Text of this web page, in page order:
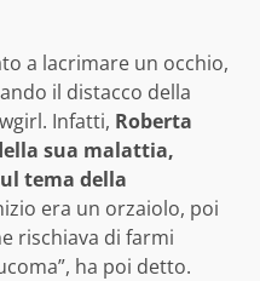
a lacrimare un occhio,
il distacco della
Infatti, Roberta
sua malattia,
tema della
era un orzaiolo, poi
rischiava di farmi
ha poi detto.